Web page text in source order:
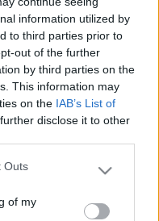
information utilized by
to third parties prior to
out of the further
by third parties on the
This information may
on the IAB’s List of
disclose it to other
one or more Google
You may click to
Outs
of my
spegni il motore passa a
più. Ricordati che devi
Pippo
inserito in data
di benzina a fare